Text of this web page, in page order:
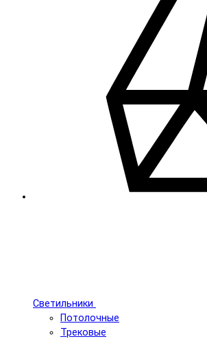
Светильники
Потолочные
Трековые